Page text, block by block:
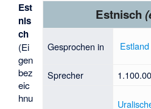
Estnisch
Gesprochen in Estland
Sprecher
Est
nis
ch
(Ei
gen
bez
eic
hnu